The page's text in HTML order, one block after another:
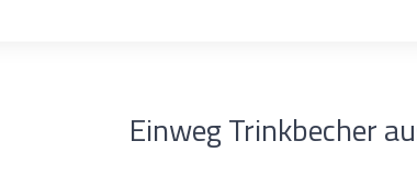
Einweg Trinkbecher